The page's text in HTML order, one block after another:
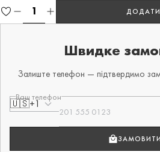
Швидке
Залиште телефон — підтвердимо
Ваш телефон
🇺🇸+1
ЗАМОВИТИ